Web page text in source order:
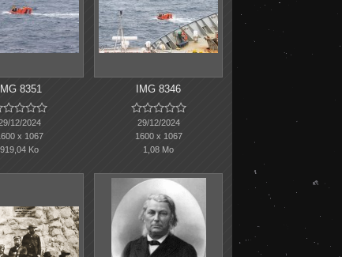
IMG 8351

12/2024
x 1067
919,04 Ko
IMG 8346

29/12/2024
1600 x 1067
1,08 Mo